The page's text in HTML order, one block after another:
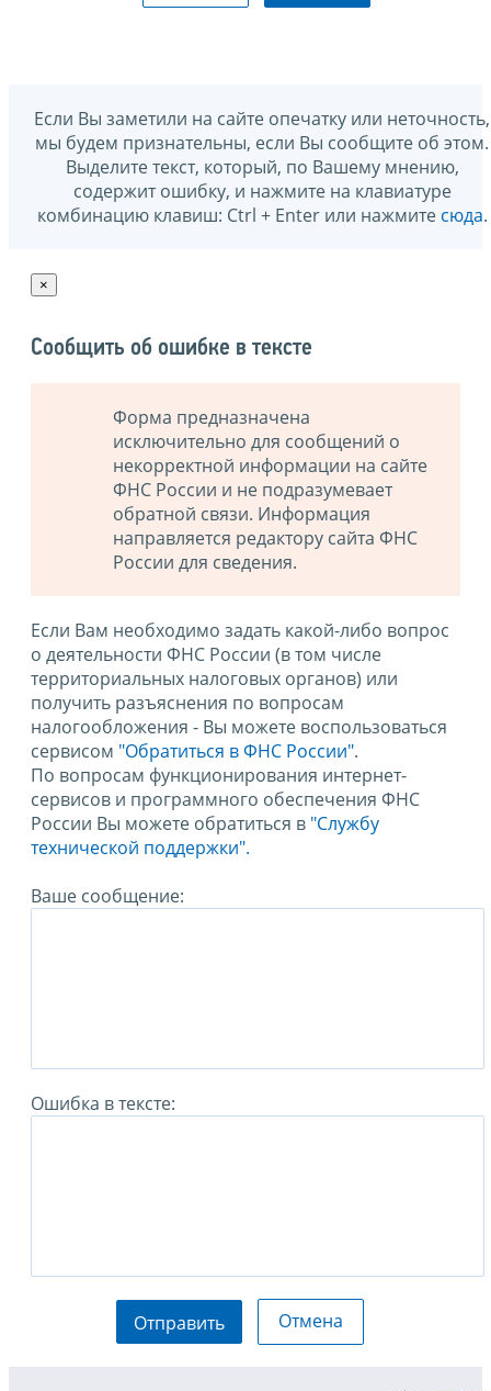
Если Вы заметили на сайте опечатку или неточность,
мы будем признательны, если Вы сообщите об этом.
Выделите текст, который, по Вашему мнению,
содержит ошибку, и нажмите на клавиатуре
комбинацию клавиш: Ctrl + Enter или нажмите сюда.
×
Сообщить об ошибке в тексте
Форма предназначена
исключительно для сообщений о
некорректной информации на сайте
ФНС России и не подразумевает
обратной связи. Информация
направляется редактору сайта ФНС
России для сведения.
Если Вам необходимо задать какой-либо вопрос
о деятельности ФНС России (в том числе
территориальных налоговых органов) или
получить разъяснения по вопросам
налогообложения - Вы можете воспользоваться
сервисом "Обратиться в ФНС России".
По вопросам функционирования интернет-
сервисов и программного обеспечения ФНС
России Вы можете обратиться в "Службу
технической поддержки".
Ваше сообщение:
Ошибка в тексте:
Отправить Отмена